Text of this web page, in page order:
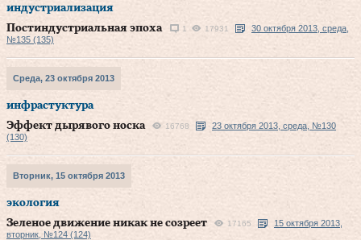
индустриализация
Постиндустриальная эпоха
1 17931
30 октября 2013, среда,
№135 (135)
Среда, 23 октября 2013
инфрастуктура
Эффект дырявого носка
16768
23 октября 2013, среда, №130
(130)
Вторник, 15 октября 2013
экология
Зеленое движение никак не созреет
17165
15 октября 2013,
вторник, №124 (124)